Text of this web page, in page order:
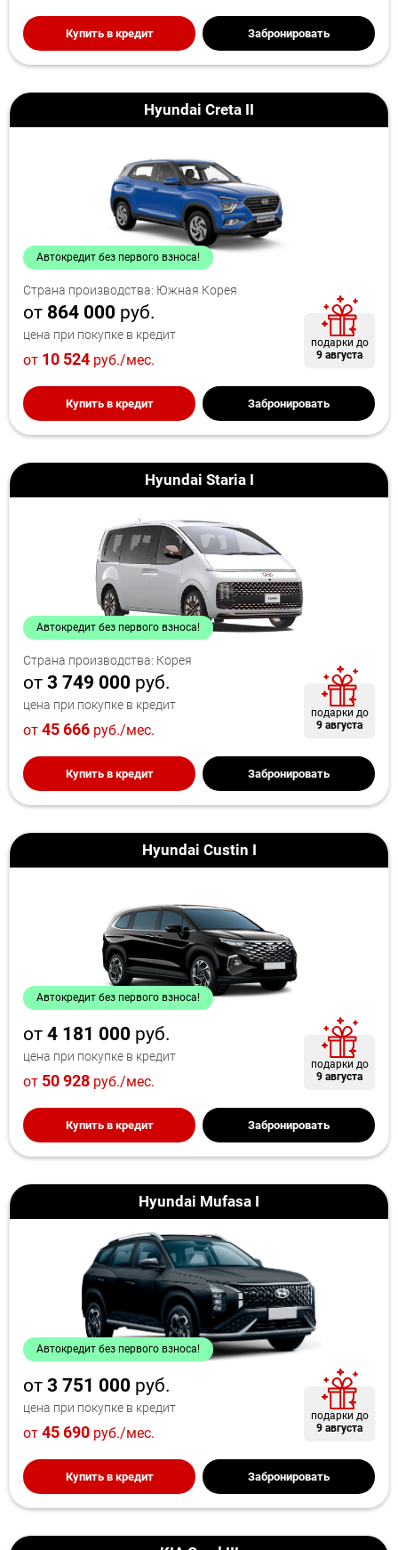
Купить в кредит Забронировать
Hyundai Creta II
Автокредит без первого взноса!
Страна производства: Южная Корея
от 864 000 руб.
цена при покупке в кредит
от 10 524 руб./мес.
подарки до
9 августа
Купить в кредит Забронировать
Hyundai Staria I
Автокредит без первого взноса!
Страна производства: Корея
от 3 749 000 руб.
цена при покупке в кредит
от 45 666 руб./мес.
подарки до
9 августа
Купить в кредит Забронировать
Hyundai Custin I
Автокредит без первого взноса!
от 4 181 000 руб.
цена при покупке в кредит
от 50 928 руб./мес.
подарки до
9 августа
Купить в кредит Забронировать
Hyundai Mufasa I
Автокредит без первого взноса!
от 3 751 000 руб.
цена при покупке в кредит
от 45 690 руб./мес.
подарки до
9 августа
Купить в кредит Забронировать